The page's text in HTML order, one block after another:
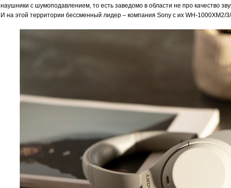
наушники с шумоподавлением, то есть заведомо в области не про качество
И на этой территории бессменный лидер – компания Sony с их WH-1000XM2/